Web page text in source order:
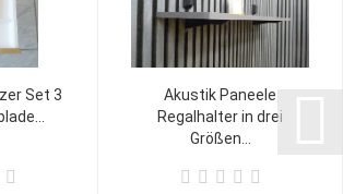
Set 3
Akustik Paneele
Regalhalter in drei
Größen...